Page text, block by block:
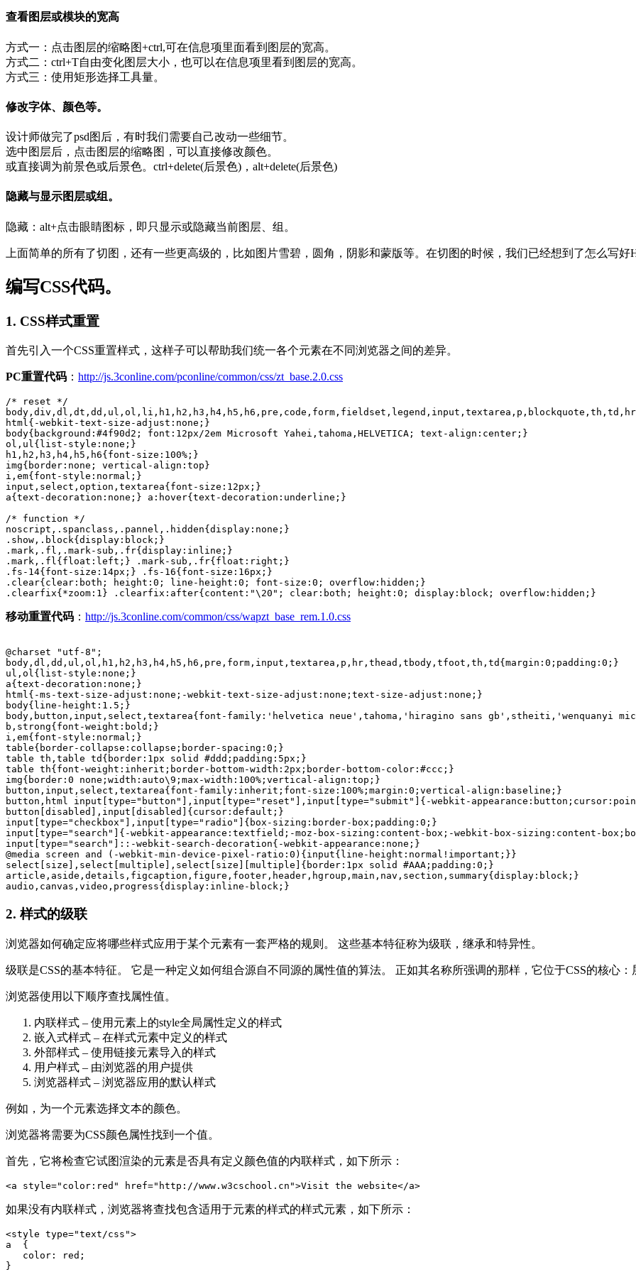
查看图层或模块的宽高
方式一：点击图层的缩略图+ctrl,可在信息项里面看到图层的宽高。
方式二：ctrl+T自由变化图层大小，也可以在信息项里看到图层的宽高。
方式三：使用矩形选择工具量。
修改字体、颜色等。
设计师做完了psd图后，有时我们需要自己改动一些细节。
选中图层后，点击图层的缩略图，可以直接修改颜色。
或直接调为前景色或后景色。ctrl+delete(后景色)，alt+delete(后景色)
隐藏与显示图层或组。
隐藏：alt+点击眼睛图标，即只显示或隐藏当前图层、组。
上面简单的所有了切图，还有一些更高级的，比如图片雪碧，圆角，阴影和蒙版等。在切图的时候，我们已经想到了怎么写好
编写CSS代码。
1. CSS样式重置
首先引入一个CSS重置样式，这样子可以帮助我们统一各个元素在不同浏览器之间的差异。
PC重置代码 ： http://js.3conline.com/pconline/common/css/zt_base.2.0.css
/* reset */
body , div , dl , dt , dd , ul , ol , li , h1 , h2 , h3 , h4 , h5 , h6 , pre , code , form , fieldset , legend , input , textarea , p , blockquote , th , td , hr
html{ -webkit-text-size-adjust
body{ background : #4f90d2 ; font : 12px/2em Microsoft Yahei,tahoma,HELVETICA; text-align
ol , ul{ list-style
h1 , h2 , h3 , h4 , h5 , h6{ font-size : 100%
img{ border :none; vertical-align
i , em{ font-style
input , select , option , textarea{ font-size : 12px
a{ text-decoration :none;} a :hover{ text-decoration :underline;}
/* function */
noscript , .spanclass , .pannel , .hidden{ display
.show , .block{ display
.mark , .fl , .mark-sub , .fr{ display
.mark , .fl{ float :left;} .mark-sub , .fr{ float
.fs-14{ font-size : 14px ;} .fs-16{ font-size : 16px
.clear{ clear :both; height : 0 ; line-height : 0 ; font-size : 0 ; overflow
.clearfix{*zoom : 1 } .clearfix :after{ content : "\20" ; clear :both; height : 0 ; display :block; overflow :hidden;}
移动重置代码 ： http://js.3conline.com/common/css/wapzt_base_rem.1.0.css
@charset "utf-8"
body , dl , dd , ul , ol , h1 , h2 , h3 , h4 , h5 , h6 , pre , form , input , textarea , p , hr , thead , tbody , tfoot , th , td { margin : 0 ; padding : 0
ul , ol{ list-style
a{ text-decoration
html{ -ms-text-size-adjust :none; -webkit-text-size-adjust :none; text-size-adjust
body{ line-height : 1.5
body , button , input , select , textarea{ font-family : 'helvetica neue' ,tahoma, 'hiragino sans gb' ,stheiti, 'wenquanyi
b , strong{ font-weight
i , em{ font-style
table{ border-collapse :collapse; border-spacing : 0
table th , table td { border : 1px solid #ddd ; padding : 5px
table th{ font-weight :inherit; border-bottom-width : 2px ; border-bottom-color : #ccc
img{ border : 0 none; width :auto\9 ; max-width : 100% ; vertical-align
button , input , select , textarea{ font-family :inherit; font-size : 100% ; margin : 0 ; vertical-align
button , html input [type="button"] , input [type="reset"] , input [type="submit"] { -webkit-appearance :button; cursor
button [disabled] , input [disabled] { cursor
input [type="checkbox"] , input [type="radio"] { box-sizing :border-box; padding : 0
input [type="search"] { -webkit-appearance :textfield; -moz-box-sizing :content-box; -webkit-box-sizing :content-box;
input [type="search"] ::-webkit-search-decoration{ -webkit-appearance :none;}
@media screen and (-webkit-min-device-pixel-ratio: 0 ){ input{ line-height :normal !important
select [size] , select [multiple] , select [size] [multiple] { border : 1px solid #AAA ; padding : 0
article , aside , details , figcaption , figure , footer , header , hgroup , main , nav , section , summary{ display
audio , canvas , video , progress{ display :inline-block;}
2. 样式的级联
浏览器如何确定应将哪些样式应用于某个元素有一套严格的规则。 这些基本特征称为级联，继承和特异性。
级联是CSS的基本特征。 它是一种定义如何组合源自不同源的属性值的算法。 正如其名称所强调的那样，它位于CSS的核心：
浏览器使用以下顺序查找属性值。
内联样式 – 使用元素上的style全局属性定义的样式
嵌入式样式 – 在样式元素中定义的样式
外部样式 – 使用链接元素导入的样式
用户样式 – 由浏览器的用户提供
浏览器样式 – 浏览器应用的默认样式
例如，为一个元素选择文本的颜色。
浏览器将需要为CSS颜色属性找到一个值。
首先，它将检查它试图渲染的元素是否具有定义颜色值的内联样式，如下所示：
<a style="color:red" href="http://www.w3cschool.cn">Visit the website</a>
如果没有内联样式，浏览器将查找包含适用于元素的样式的样式元素，如下所示：
<style type="text/css">
a
color